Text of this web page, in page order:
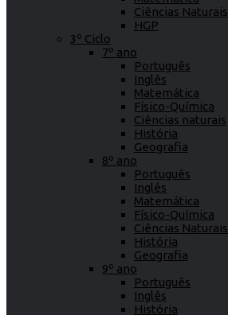
Ciências Naturais
HGP
3º Ciclo
7º ano
Português
Inglês
Matemática
Físico-Química
Ciências naturais
História
Geografia
8º ano
Português
Inglês
Matemática
Físico-Química
Ciências Naturais
História
Geografia
9º ano
Português
Inglês
História